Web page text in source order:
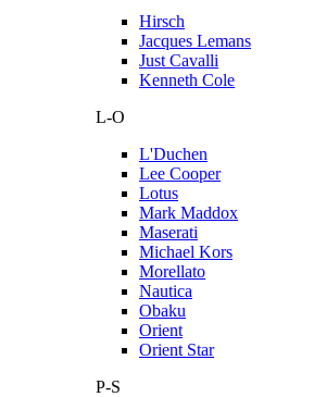
Hirsch
Jacques Lemans
Just Cavalli
Kenneth Cole
L-O
L'Duchen
Lee Cooper
Lotus
Mark Maddox
Maserati
Michael Kors
Morellato
Nautica
Obaku
Orient
Orient Star
P-S